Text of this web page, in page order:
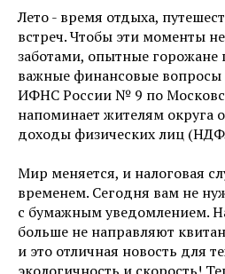
Лето - время отдыха,
встреч. Чтобы эти моменты
заботами, опытные
важные финансовые вопросы
ИФНС России № 9 по
напоминает жителям округа
доходы физических лиц
Мир меняется, и налоговая
временем. Сегодня вам не
с бумажным уведомлением.
больше не направляют
и это отличная новость для